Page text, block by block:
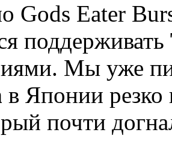
Gods Eater
поддерживать
Мы уже
в Японии
почти